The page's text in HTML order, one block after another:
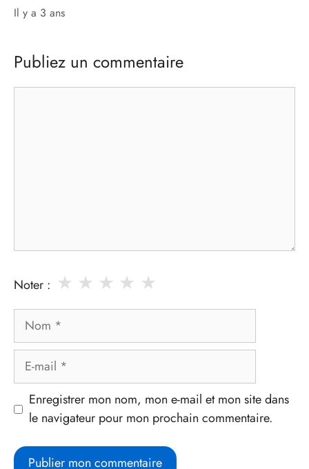
il y a 3 ans
Publiez un commentaire
Noter : ★
★
★
★
★
Nom
Enregistrer mon nom, mon e-mail et mon site dans
le navigateur pour mon prochain commentaire.